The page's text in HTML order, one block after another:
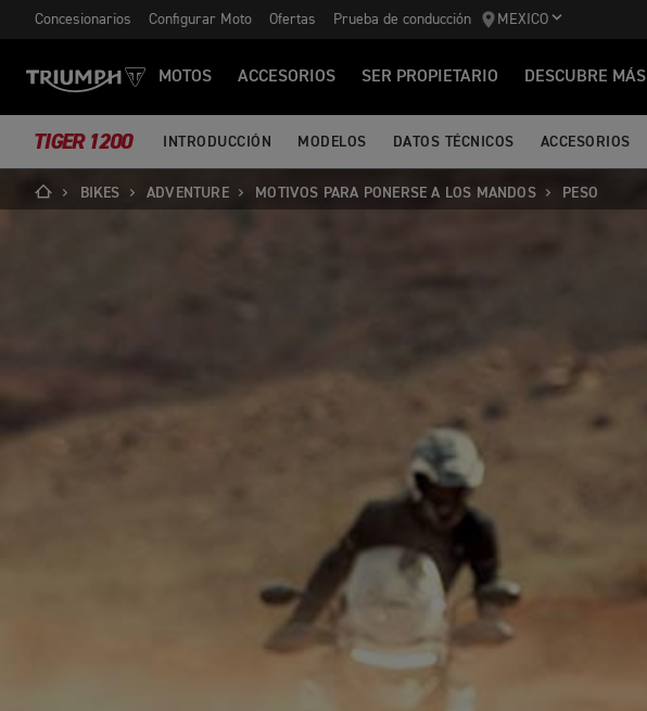
Concesionarios Configurar Moto Ofertas Prueba de conducción MEXICO
MOTOS ACCESORIOS SER PROPIETARIO DESCUBRE MÁS
TIGER 1200 INTRODUCCIÓN MODELOS DATOS TÉCNICOS ACCESORIOS
BIKES ADVENTURE MOTIVOS PARA PONERSE A LOS MANDOS PESO